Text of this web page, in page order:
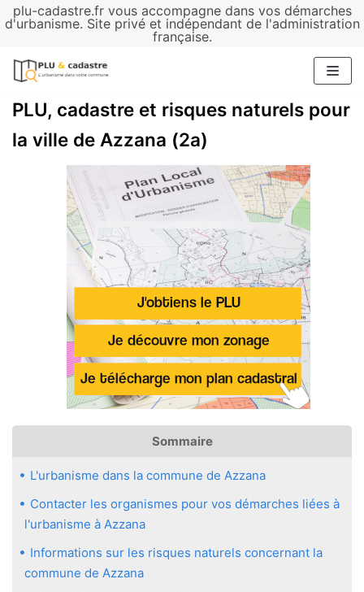
plu-cadastre.fr vous accompagne dans vos démarches
d'urbanisme. Site privé et indépendant de l'administration
française.
Aller
contenu
PLU, cadastre et risques naturels pour
la ville de Azzana (2a)
Sommaire
L'urbanisme dans la commune de Azzana
Contacter les organismes pour vos démarches liées à
l'urbanisme à Azzana
Informations sur les risques naturels concernant la
commune de Azzana